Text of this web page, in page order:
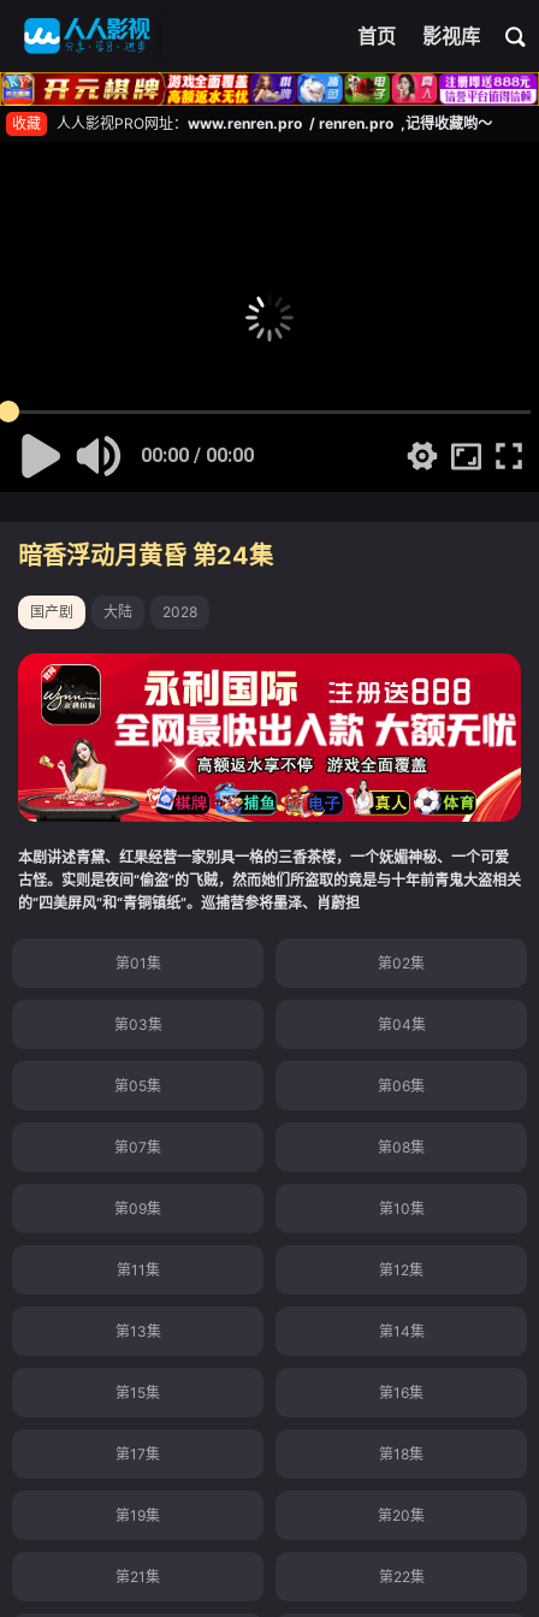
首页 影视库
收藏 人人影视PRO网址： www.renren.pro / renren.pro ,记得收藏哟～
00:00 / 00:00
暗香浮动月黄昏 第24集
国产剧 大陆 2028
本剧讲述青黛、红果经营一家别具一格的三香茶楼，一个妩媚神秘、一个可爱
古怪。实则是夜间“偷盗”的飞贼，然而她们所盗取的竟是与十年前青鬼大盗相关
的“四美屏风”和“青铜镇纸”。巡捕营参将墨泽、肖蔚担
第01集 第02集
第03集 第04集
第05集 第06集
第07集 第08集
第09集 第10集
第11集 第12集
第13集 第14集
第15集 第16集
第17集 第18集
第19集 第20集
第21集 第22集